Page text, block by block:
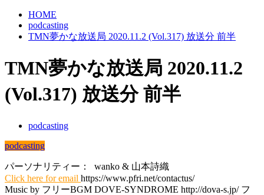
HOME
podcasting
TMN夢かな放送局 2020.11.2 (Vol.317) 放送分 前半
TMN夢かな放送局 2020.11.2
(Vol.317) 放送分 前半
podcasting
podcasting
パーソナリティー： wanko & 山本詩織
Click here for email https://www.pfri.net/contactus/
Music by フリーBGM DOVE-SYNDROME http://dova-s.jp/ フ